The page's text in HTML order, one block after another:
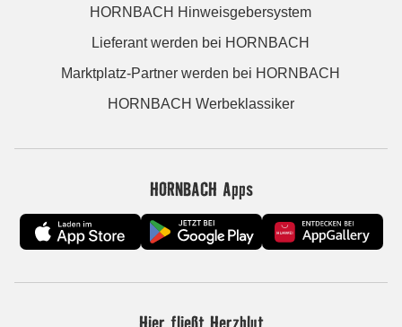
HORNBACH Hinweisgebersystem
Lieferant werden bei HORNBACH
Marktplatz-Partner werden bei HORNBACH
HORNBACH Werbeklassiker
HORNBACH Apps